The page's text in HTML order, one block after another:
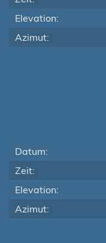
Elevation:
Azimut:
Datum:
Zeit:
Elevation:
Azimut: